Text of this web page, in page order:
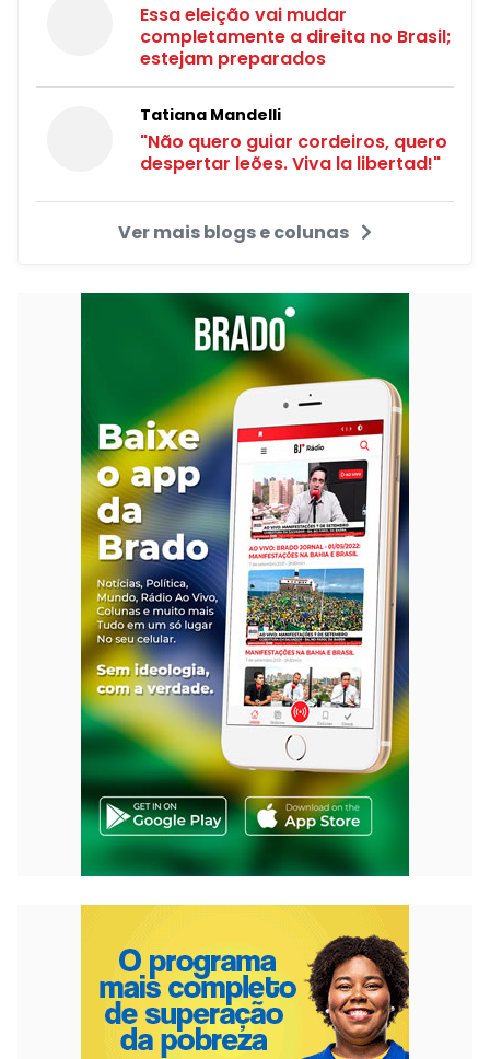
Essa eleição vai mudar
completamente a direita no Brasil;
estejam preparados
Tatiana Mandelli
"Não quero guiar cordeiros, quero
despertar leões. Viva la libertad!"
Ver mais blogs e colunas